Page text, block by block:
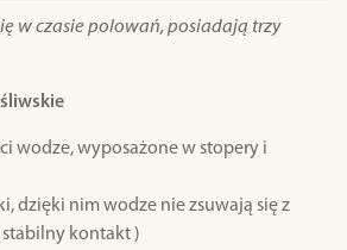
w czasie polowań, posiadają trzy
wodze, wyposażone w stopery i
dzięki nim wodze nie zsuwają się z
kontakt )